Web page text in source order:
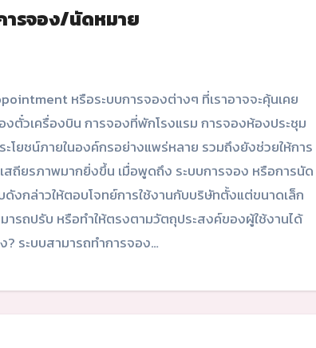
รจอง/นัดหมาย
ตั๋วเครื่องบิน การจองที่พักโรงแรม การจองห้องประชุม
โยชน์ภายในองค์กรอย่างแพร่หลาย รวมถึงยังช่วยให้การ
ถียรภาพมากยิ่งขึ้น เมื่อพูดถึง ระบบการจอง หรือการนัด
งกล่าวให้ตอบโจทย์การใช้งานกับบริษัทตั้งแต่ขนาดเล็ก
รถปรับ หรือทำให้ตรงตามวัตถุประสงค์ของผู้ใช้งานได้
ระบบสามารถทำการจอง…